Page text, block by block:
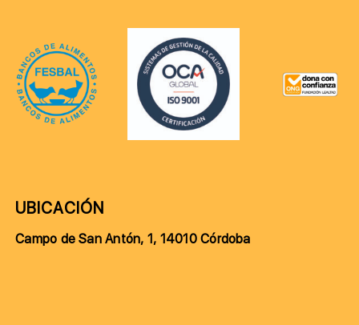
UBICACIÓN
Campo de San Antón, 1, 14010 Córdoba